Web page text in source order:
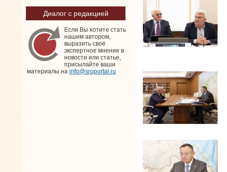
Диалог с редакцией
Если Вы хотите стать
нашим автором,
выразить своё
экспертное мнение в
новости или статье,
присылайте ваши
материалы на info@sroportal.ru